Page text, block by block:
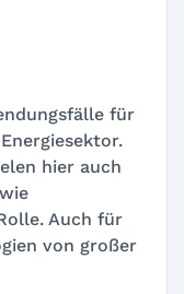
für
hier auch
Auch für
von großer